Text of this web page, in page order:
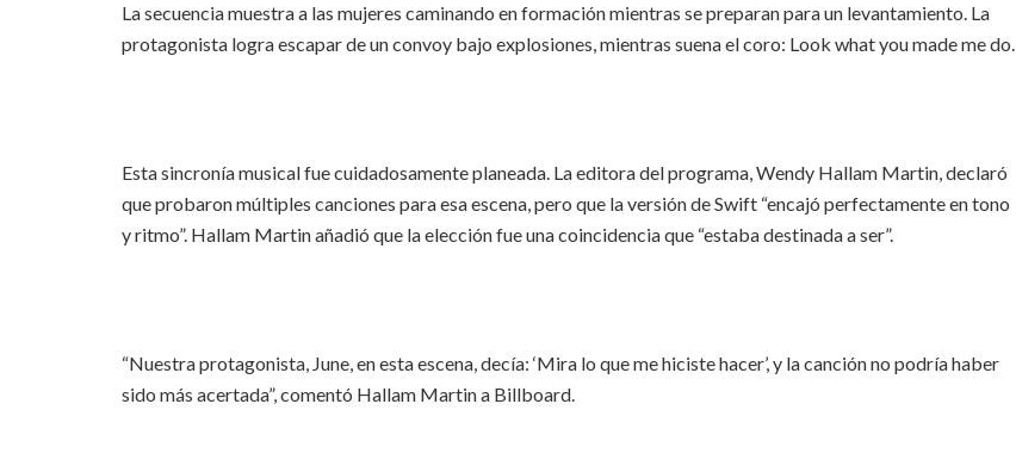
La secuencia muestra a las mujeres caminando en formación mientras se preparan para un levantamiento. La
protagonista logra escapar de un convoy bajo explosiones, mientras suena el coro: Look what you made me do.
Esta sincronía musical fue cuidadosamente planeada. La editora del programa, Wendy Hallam Martin, declaró
que probaron múltiples canciones para esa escena, pero que la versión de Swift “encajó perfectamente en tono
y ritmo”. Hallam Martin añadió que la elección fue una coincidencia que “estaba destinada a ser”.
“Nuestra protagonista, June, en esta escena, decía: ‘Mira lo que me hiciste hacer’, y la canción no podría haber
sido más acertada”, comentó Hallam Martin a Billboard.